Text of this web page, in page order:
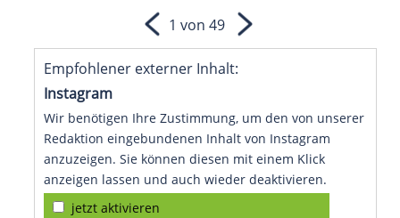
Empfohlener externer Inhalt:
Instagram
Wir benötigen Ihre Zustimmung, um den von unserer
Redaktion eingebundenen Inhalt von Instagram
anzuzeigen. Sie können diesen mit einem Klick
anzeigen lassen und auch wieder deaktivieren.
jetzt aktivieren
1 von 49